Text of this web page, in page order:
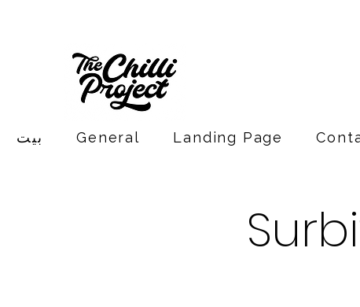
بيت General Landing Page